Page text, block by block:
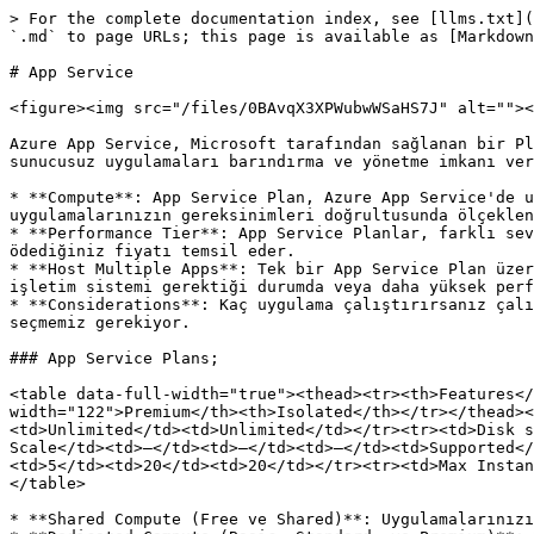
> For the complete documentation index, see [llms.txt](https://note.onurbolatoglu.com/llms.txt). Markdown versions of documentation pages are available by appending `.md` to page URLs; this page is available as [Markdown](https://note.onurbolatoglu.com/azure-104/app-service.md).

# App Service

<figure><img src="/files/0BAvqX3XPWubwWSaHS7J" alt=""><figcaption></figcaption></figure>

Azure App Service, Microsoft tarafından sağlanan bir Platform olarak Hizmet (PaaS) çözümüdür. Geliştiricilere web uygulamaları, API'ler, mobil uygulamalar ve sunucusuz uygulamaları barındırma ve yönetme imkanı verir.

* **Compute**: App Service Plan, Azure App Service'de uygulamalarınızı çalıştırmak için gereken compute kaynaklarının bir setini tanımlar. Bu kaynaklar, uygulamalarınızın gereksinimleri doğrultusunda ölçeklenebilir ve yönetilebilir.
* **Performance Tier**: App Service Planlar, farklı seviyelerde veya katmanlarda gelir. Bu katmanlar, sanal makinelerde olduğu gibi performans, özellikler, boyut ve ödediğiniz fiyatı temsil eder.
* **Host Multiple Apps**: Tek bir App Service Plan üzerinde birden fazla uygulamayı çalıştırabilirsiniz. Farklı bir bölgede uygulamalarınızı deploy etmek, farklı bir işletim sistemi gerektiği durumda veya daha yüksek performans gerekiyorsa, istiyorsanız farklı bir App Service Planı seçebilirsiniz.
* **Considerations**: Kaç uygulama çalıştırırsanız çalıştırın, App Service Planlarının maliyetini ödemek zorundasınız. Maliyeti optimize etmek için planları akıllıca seçmemiz gerekiyor.

### App Service Plans;

<table data-full-width="true"><thead><tr><th>Features</th><th width="99">Free</th><th width="86">Shared</th><th width="111">Basic</th><th width="128">Standard</th><th width="122">Premium</th><th>Isolated</th></tr></thead><tbody><tr><td>Web, mobile or API apps</td><td>10</td><td>100</td><td>Unlimited</td><td>Unlimited</td><td>Unlimited</td><td>Unlimited</td></tr><tr><td>Disk space</td><td>1 GB</td><td>1 GB</td><td>10 GB</td><td>50 GB</td><td>250 GB</td><td>1 TB</td></tr><tr><td>Auto Scale</td><td>–</td><td>–</td><td>–</td><td>Supported</td><td>Supported</td><td>Supported</td></tr><tr><td>Deployment Slots</td><td>0</td><td>0</td><td>0</td><td>5</td><td>20</td><td>20</td></tr><tr><td>Max Instances</td><td>–</td><td>–</td><td>Up to 3</td><td>Up to 10</td><td>Up to 30</td><td>Up to 100</td></tr></tbody></table>

* **Shared Compute (Free ve Shared)**: Uygulamalarınızı, uygulamanızın diğer uygulamalarla birlikte yer alacağı paylaşılan Azure VM altyapısında çalıştırın.
* **Dedicated Compute (Basic, Standard, ve Premium)**: Dedicated VM'ler tahsis edilecek ve uygulamalarınız bu VM'ler üzerinde çalışacak.
* **Isolated**: Uygulamalarınız için dedicated VM'ler, dedicated sanal ağlarda tahsis edilecek.

<figure><img src="/files/jBAxpkIK4iWe0QumC7n6" alt=""><figcaption></figcaption></figure>

**Scale up**: Bu, mevcut planınızı daha fazla CPU, bellek, disk alanı ve özellikler içeren başka bir plana geçirmenizi sağlar. Temelde, plan seviyesini değiştirirsiniz.

**Scale out**: Bu özellik, instance sayısını manuel olarak (sabit bir instance sayısı ile) veya otomatik ölçeklendirme ile (metrikler veya programlamaya dayalı olarak artan/azalan) ayarlamanıza olanak tanır.

*